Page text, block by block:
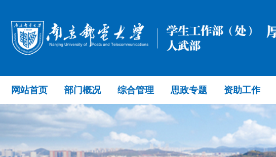
网站首页 部门概况 综合管理 思政专题 资助工作